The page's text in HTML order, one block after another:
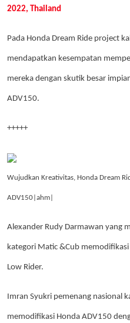
2022, Thailand
Pada Honda Dream Ride project
mendapatkan kesempatan
mereka dengan skutik besar
ADV150.
+++++
Wujudkan Kreativitas, Honda Dream
ADV150|ahm|
Alexander Rudy Darmawan yang
kategori Matic &Cub
Low Rider.
Imran Syukri pemenang nasional
memodifikasi Honda ADV150